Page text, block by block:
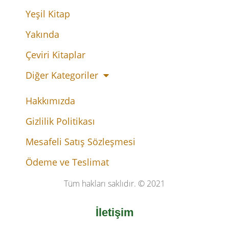
Yeşil Kitap
Yakında
Çeviri Kitaplar
Diğer Kategoriler
Hakkımızda
Gizlilik Politikası
Mesafeli Satış Sözleşmesi
Ödeme ve Teslimat
Tüm hakları saklıdır. © 2021
İletişim